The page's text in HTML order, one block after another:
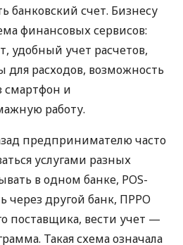
банковский счет. Бизнесу
финансовых сервисов:
удобный учет расчетов,
для расходов, возможность
смартфон и
работу.
предпринимателю часто
услугами разных
в одном банке, POS-
через другой банк, ПРРО
поставщика, вести учет —
Такая схема означала